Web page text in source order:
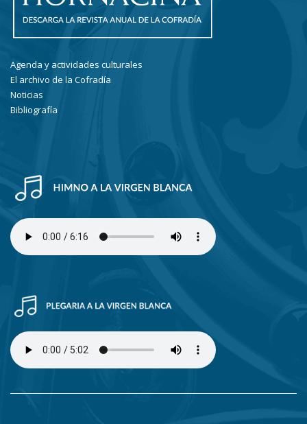
Agenda y actividades culturales
El archivo de la Cofradía
Noticias
Bibliografía